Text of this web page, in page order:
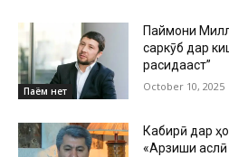
Паём нет
Паймони
саркӯб дар
расидааст”
October 10, 2025
Кабирӣ дар
«Арзиши